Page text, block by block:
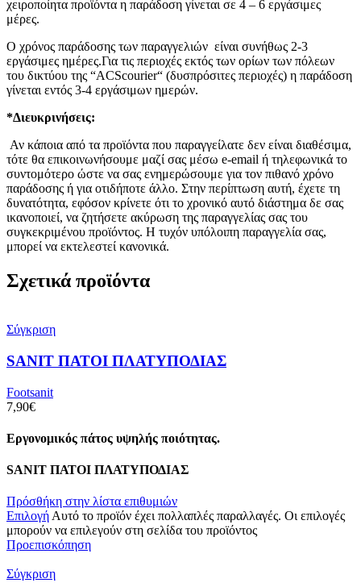
χειροποίητα προϊόντα η παράδοση γίνεται σε 4 – 6 εργάσιμες
μέρες.
Ο χρόνος παράδοσης των παραγγελιών είναι συνήθως 2-3
εργάσιμες ημέρες.Για τις περιοχές εκτός των ορίων των πόλεων
του δικτύου της “ACScourier“ (δυσπρόσιτες περιοχές) η παράδοση
γίνεται εντός 3-4 εργάσιμων ημερών.
*Διευκρινήσεις:
Αν κάποια από τα προϊόντα που παραγγείλατε δεν είναι διαθέσιμα,
τότε θα επικοινωνήσουμε μαζί σας μέσω e-email ή τηλεφωνικά το
συντομότερο ώστε να σας ενημερώσουμε για τον πιθανό χρόνο
παράδοσης ή για οτιδήποτε άλλο. Στην περίπτωση αυτή, έχετε τη
δυνατότητα, εφόσον κρίνετε ότι το χρονικό αυτό διάστημα δε σας
ικανοποιεί, να ζητήσετε ακύρωση της παραγγελίας σας του
συγκεκριμένου προϊόντος. Η τυχόν υπόλοιπη παραγγελία σας,
μπορεί να εκτελεστεί κανονικά.
Σχετικά προϊόντα
Σύγκριση
SANIT ΠΑΤΟΙ ΠΛΑΤΥΠΟΔΙΑΣ
Footsanit
7,90€
Εργονομικός πάτος υψηλής ποιότητας.
SANIT ΠΑΤΟΙ ΠΛΑΤΥΠΟΔΙΑΣ
Πρόσθήκη στην λίστα επιθυμιών
Επιλογή Αυτό το προϊόν έχει πολλαπλές παραλλαγές. Οι επιλογές
μπορούν να επιλεγούν στη σελίδα του προϊόντος
Προεπισκόπηση
Σύγκριση